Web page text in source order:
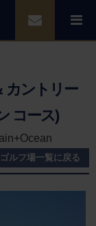
カントリー
コース)
ルフ場一覧に戻る